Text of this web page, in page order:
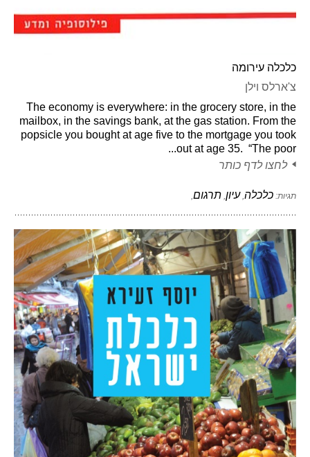
כלכלה עירומה
צ'ארלס וילן
The economy is everywhere: in the grocery store, in the
mailbox, in the savings bank, at the gas station. From the
popsicle you bought at age five to the mortgage you took
out at age 35. “The poor...
לחצו לדף כותר
תגיות: כלכלה,עיון, תרגום,